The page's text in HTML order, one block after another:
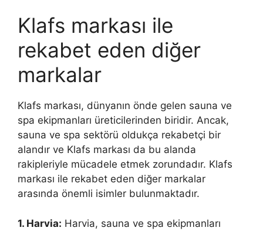
Klafs markası ile
rekabet eden diğer
markalar
Klafs markası, dünyanın önde gelen sauna ve
spa ekipmanları üreticilerinden biridir. Ancak,
sauna ve spa sektörü oldukça rekabetçi bir
alandır ve Klafs markası da bu alanda
rakipleriyle mücadele etmek zorundadır. Klafs
markası ile rekabet eden diğer markalar
arasında önemli isimler bulunmaktadır.
1. Harvia: Harvia, sauna ve spa ekipmanları